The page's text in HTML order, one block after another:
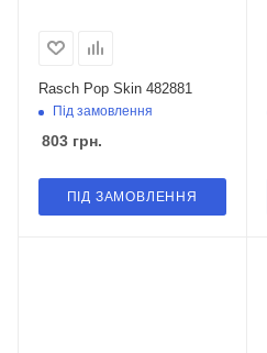
Rasch Pop Skin 482881
Під замовлення
803 грн.
ПІД ЗАМОВЛЕННЯ